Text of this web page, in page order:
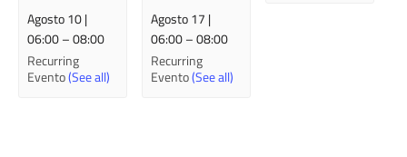
Agosto 10 |
06:00–08:00
Recurring
Evento(See all)
Agosto 17 |
06:00–08:00
Recurring
Evento(See all)